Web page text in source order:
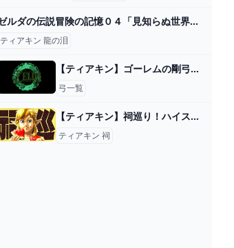
ゼルダの伝説冒険の記憶０４「見知らぬ世界」。龍の泪。 - YouTube
ティアキン 龍の泪
【ティアキン】ゴーレムの剛弓の入手方法と効果性能【ゼルダの伝説ティアーズオブザキングダム】
弓一覧
【ティアキン】祠巡り！ハイスピードで祠を巡りながらコンプを目指す - YouTube
ティアキン 祠